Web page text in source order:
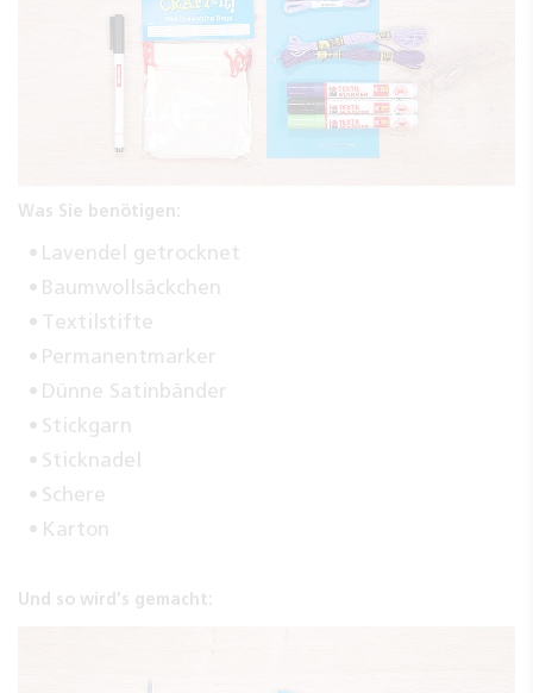
Was Sie benötigen:
Lavendel getrocknet
Baumwollsäckchen
Textilstifte
Permanentmarker
Dünne Satinbänder
Stickgarn
Sticknadel
Schere
Karton
Und so wird’s gemacht: